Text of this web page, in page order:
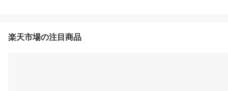
楽天市場の注目商品